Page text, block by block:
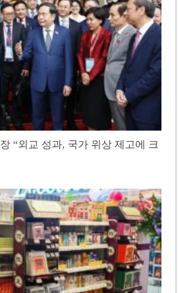
“외교 성과, 국가 위상 제고에 크